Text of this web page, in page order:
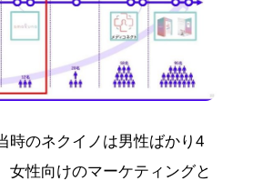
時のネクイノは男性ばかり4
女性向けのマーケティングと